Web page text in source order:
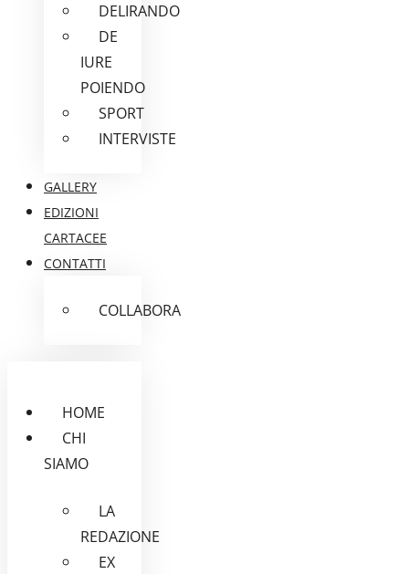
DELIRANDO
DE
IURE
POIENDO
SPORT
INTERVISTE
GALLERY
EDIZIONI
CARTACEE
CONTATTI
COLLABORA
HOME
CHI
SIAMO
LA
REDAZIONE
EX